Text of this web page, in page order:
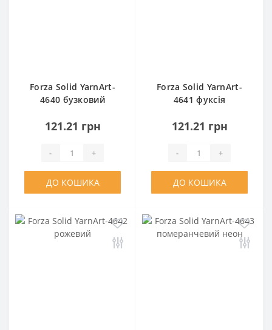
Forza Solid YarnArt-
4640 бузковий
121.21 грн
- +
ДО КОШИКА
Forza Solid YarnArt-
4641 фуксія
121.21 грн
- +
ДО КОШИКА